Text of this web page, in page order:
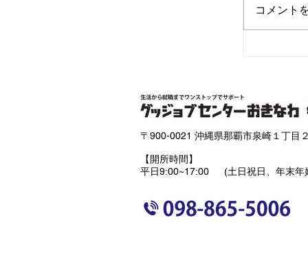
コメント
〒900-0021 沖縄県那覇市泉崎１丁目
【開所時間】
平日9:00~17:00 (土日祝日、年末年